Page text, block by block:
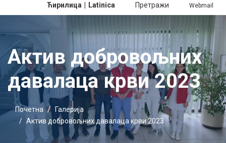
Ћирилица Latinica Претражи Webmail
Актив добровољних
давалаца крви 2023
Почетна
Галерија
Актив добровољних давалаца крви 2023